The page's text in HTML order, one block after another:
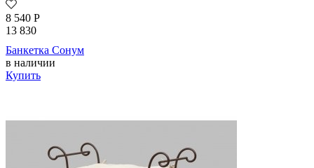
8 540 Р
13 830
Банкетка Сонум
в наличии
Купить